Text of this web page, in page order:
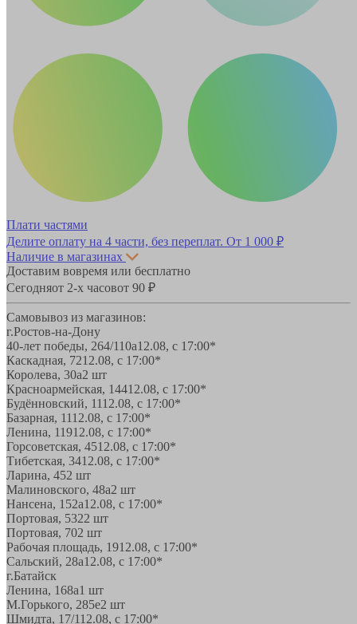
Плати частями
Делите оплату на 4 части, без переплат. От 1 000 ₽
Наличие в магазинах
Доставим вовремя или бесплатно
Сегодняот 2-х часовот 90 ₽
Самовывоз из магазинов:
г.Ростов-на-Дону
40-лет победы, 264/110а12.08, с 17:00*
Каскадная, 7212.08, с 17:00*
Королева, 30а2 шт
Красноармейская, 14412.08, с 17:00*
Будённовский, 1112.08, с 17:00*
Базарная, 1112.08, с 17:00*
Ленина, 11912.08, с 17:00*
Горсоветская, 4512.08, с 17:00*
Тибетская, 3412.08, с 17:00*
Ларина, 452 шт
Малиновского, 48а2 шт
Нансена, 152а12.08, с 17:00*
Портовая, 5322 шт
Портовая, 702 шт
Рабочая площадь, 1912.08, с 17:00*
Сальский, 28a12.08, с 17:00*
г.Батайск
Ленина, 168а1 шт
М.Горького, 285е2 шт
Шмидта, 17/112.08, с 17:00*